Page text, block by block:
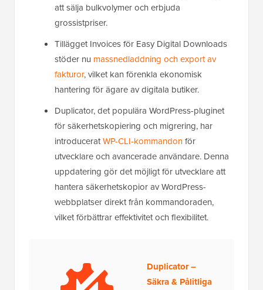
att sälja bulkvolymer och erbjuda
grossistpriser.
Tillägget Invoices för Easy Digital Downloads
stöder nu massnedladdning och export av
fakturor, vilket kan förenkla ekonomisk
hantering för ägare av digitala butiker.
Duplicator, det populära WordPress-pluginet
för säkerhetskopiering och migrering, har
introduceratWP-CLI-kommandonför
utvecklare och avancerade användare. Denna
uppdatering gör det möjligt för utvecklare att
hantera säkerhetskopior av WordPress-
webbplatser direkt från kommandoraden,
vilket förbättrar effektivitet och flexibilitet.
Duplicator –
Säkra & Pålitliga